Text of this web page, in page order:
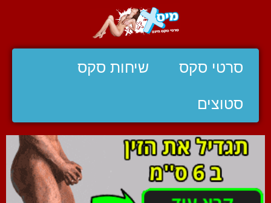
סרטי סקס שיחות סקס
סטוצים